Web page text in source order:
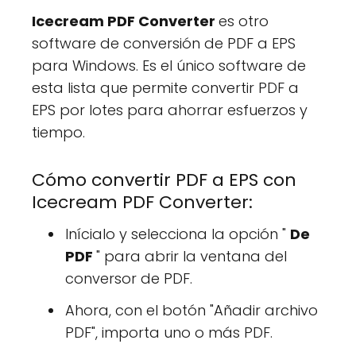
Icecream PDF Converter es otro
software de conversión de PDF a EPS
para Windows. Es el único software de
esta lista que permite convertir PDF a
EPS por lotes para ahorrar esfuerzos y
tiempo.
Cómo convertir PDF a EPS con
Icecream PDF Converter:
Inícialo y selecciona la opción " De
PDF " para abrir la ventana del
conversor de PDF.
Ahora, con el botón "Añadir archivo
PDF", importa uno o más PDF.